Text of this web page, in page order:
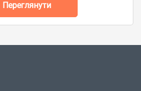
Переглянути